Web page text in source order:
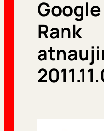
o
s
Rank